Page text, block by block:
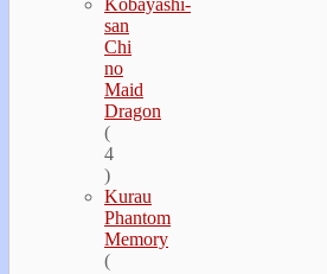
Kobayashi-
san
Chi
no
Maid
Dragon
(
4
)
Kurau
Phantom
Memory
(